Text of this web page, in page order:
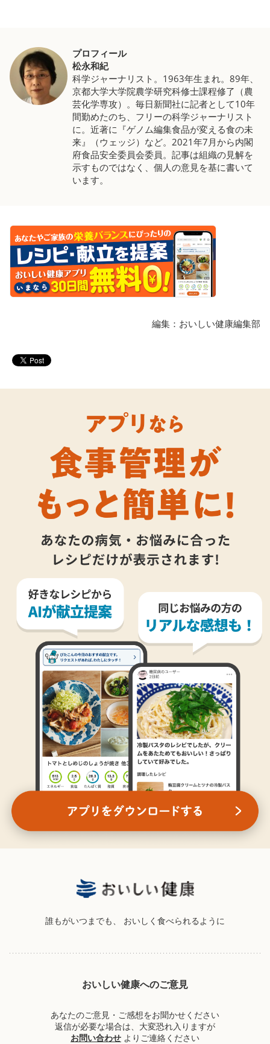
プロフィール
松永和紀
科学ジャーナリスト。1963年生まれ。89年、
京都大学大学院農学研究科修士課程修了（農
芸化学専攻）。毎日新聞社に記者として10年
間勤めたのち、フリーの科学ジャーナリスト
に。近著に『ゲノム編集食品が変える食の未
来』（ウェッジ）など。2021年7月から内閣
府食品安全委員会委員。記事は組織の見解を
示すものではなく、個人の意見を基に書いて
います。
編集：おいしい健康編集部
誰もがいつまでも、 おいしく食べられるように
おいしい健康へのご意見
あなたのご意見・ご感想をお聞かせください
返信が必要な場合は、大変恐れ入りますが
お問い合わせ よりご連絡ください